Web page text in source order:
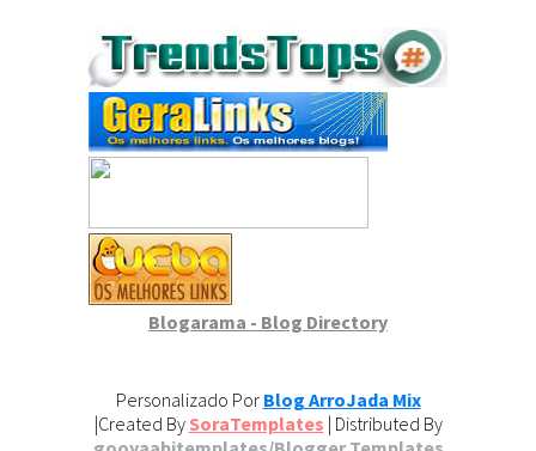
Blogarama - Blog Directory
Personalizado Por Blog ArroJada Mix
|Created By SoraTemplates | Distributed By